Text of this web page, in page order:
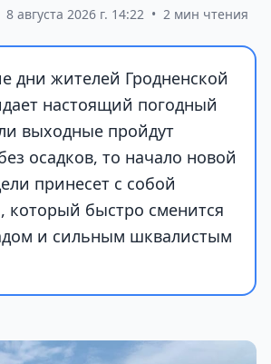
8 августа 2026 г. 14:22 • 2 мин чтения
дни жителей Гродненской
настоящий погодный
выходные пройдут
осадков, то начало новой
принесет с собой
который быстро сменится
и сильным шквалистым